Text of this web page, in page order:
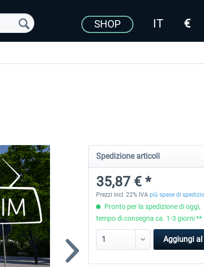
SHOP
Spedizione articoli
35,87 € *
Prezzi incl. 22% IVA più spese di
Pronto per la spedizione di oggi,
tempo di consegna ca. 1-3 giorni **
Aggiungi